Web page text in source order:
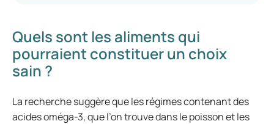
Quels sont les aliments qui
pourraient constituer un choix
sain ?
La recherche suggère que les régimes contenant des
acides oméga-3, que l’on trouve dans le poisson et les